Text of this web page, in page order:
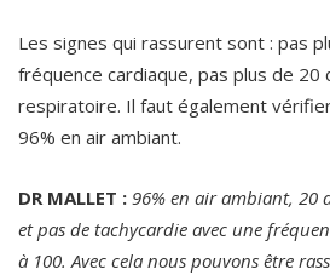
Les signes qui rassurent sont : pas
fréquence cardiaque, pas plus de 20
respiratoire. Il faut également
96% en air ambiant.
DR MALLET : 96% en air ambiant, 20
et pas de tachycardie avec une
à 100. Avec cela nous pouvons être